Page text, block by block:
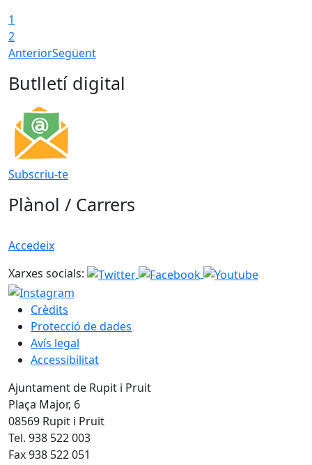
1
2
AnteriorSegüent
Butlletí digital
Subscriu-te
Plànol / Carrers
Accedeix
Xarxes socials:
Crèdits
Protecció de dades
Avís legal
Accessibilitat
Ajuntament de Rupit i Pruit
Plaça Major, 6
08569 Rupit i Pruit
Tel. 938 522 003
Fax 938 522 051